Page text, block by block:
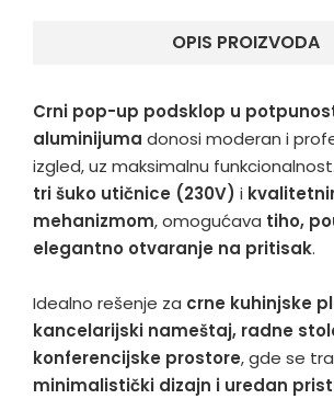
OPIS PROIZVODA
Crni pop-up podsklop u
aluminijuma donosi moderan i
izgled, uz maksimalnu
tri šuko utičnice (230V) i
mehanizmom, omogućava tiho,
elegantno otvaranje na pritisak.
Idealno rešenje za crne kuhinjske
kancelarijski nameštaj, radne
konferencijske prostore, gde se
minimalistički dizajn i uredan